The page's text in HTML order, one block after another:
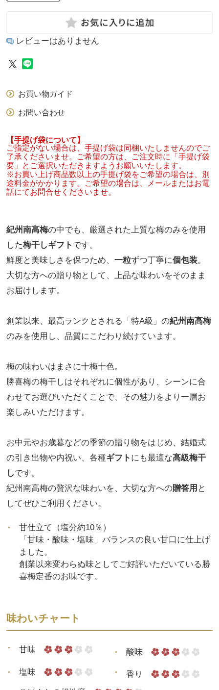
レビューはありません
お買い物ガイド
お問い合わせ
【手提げ袋について】
ご指定がない場合は、手提げ袋は同梱いたしませんのでご
了承くださいませ。ご希望の方は、ご注文時に「手提げ袋
要」とご選択いただきますようお願いいたします。
※お買い上げ商品数以上の手提げ袋をご希望の場合は、別
途料金がかかります。ご希望の場合は、メールまたはお電
話にてお問合せくださいませ。
紀州南高梅の中でも、厳選された上質な梅のみを使用
した梅干しギフト です。
鮮度と美味しさを保つため、一粒ずつ丁寧に個包装。
大切な方への贈り物として、上品な味わいをそのまま
お届けします。
創業以来、最高ランクとされる「特A級」の紀州南高梅
のみを使用し、品質にこだわり続けています。
梅の味わいはまさに十梅十色。
勝喜梅の梅干しはそれぞれに個性があり、シーンに合
わせてお選びいただくことで、その魅力をより一層お
楽しみいただけます。
お中元やお歳暮などの季節の贈り物をはじめ、結婚式
の引き出物や内祝い、各種ギフト にも最適な高級梅干
しです。
紀州南高梅の贅沢な味わいを、大切な方への贈答用 と
してぜひご利用ください。
甘仕立て（塩分約10％）
「甘味・酸味・塩味」バランスの良い甘口に仕上げ
ました。
創業以来変わらぬ味としてご好評いただいている勝
喜梅定番のお味です。
味わいチャート
甘味 酸味
塩味
香り